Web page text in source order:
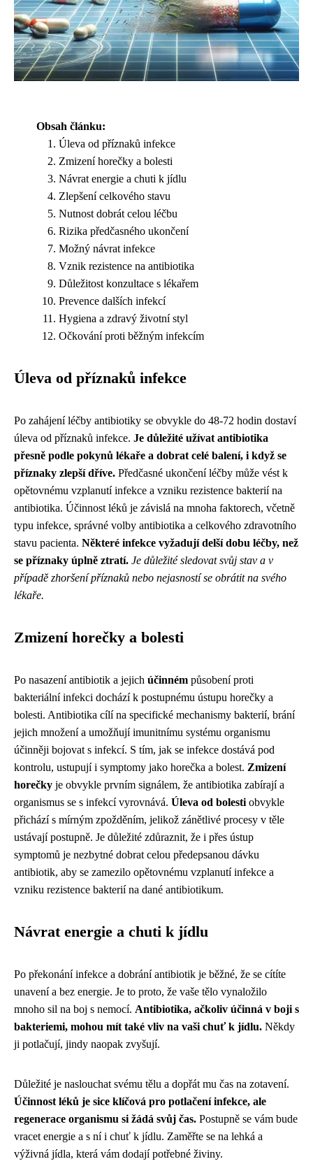
Obsah článku:
Úleva od příznaků infekce
Zmizení horečky a bolesti
Návrat energie a chuti k jídlu
Zlepšení celkového stavu
Nutnost dobrát celou léčbu
Rizika předčasného ukončení
Možný návrat infekce
Vznik rezistence na antibiotika
Důležitost konzultace s lékařem
Prevence dalších infekcí
Hygiena a zdravý životní styl
Očkování proti běžným infekcím
Úleva od příznaků infekce
Po zahájení léčby antibiotiky se obvykle do 48-72 hodin dostaví
úleva od příznaků infekce. Je důležité užívat antibiotika
přesně podle pokynů lékaře a dobrat celé balení, i když se
příznaky zlepší dříve. Předčasné ukončení léčby může vést k
opětovnému vzplanutí infekce a vzniku rezistence bakterií na
antibiotika. Účinnost léků je závislá na mnoha faktorech, včetně
typu infekce, správné volby antibiotika a celkového zdravotního
stavu pacienta. Některé infekce vyžadují delší dobu léčby, než
se příznaky úplně ztratí. Je důležité sledovat svůj stav a v
případě zhoršení příznaků nebo nejasností se obrátit na svého
lékaře.
Zmizení horečky a bolesti
Po nasazení antibiotik a jejich účinném působení proti
bakteriální infekci dochází k postupnému ústupu horečky a
bolesti. Antibiotika cílí na specifické mechanismy bakterií, brání
jejich množení a umožňují imunitnímu systému organismu
účinněji bojovat s infekcí. S tím, jak se infekce dostává pod
kontrolu, ustupují i symptomy jako horečka a bolest. Zmizení
horečky je obvykle prvním signálem, že antibiotika zabírají a
organismus se s infekcí vyrovnává. Úleva od bolesti obvykle
přichází s mírným zpožděním, jelikož zánětlivé procesy v těle
ustávají postupně. Je důležité zdůraznit, že i přes ústup
symptomů je nezbytné dobrat celou předepsanou dávku
antibiotik, aby se zamezilo opětovnému vzplanutí infekce a
vzniku rezistence bakterií na dané antibiotikum.
Návrat energie a chuti k jídlu
Po překonání infekce a dobrání antibiotik je běžné, že se cítíte
unavení a bez energie. Je to proto, že vaše tělo vynaložilo
mnoho sil na boj s nemocí. Antibiotika, ačkoliv účinná v boji s
bakteriemi, mohou mít také vliv na vaši chuť k jídlu. Někdy
ji potlačují, jindy naopak zvyšují.
Důležité je naslouchat svému tělu a dopřát mu čas na zotavení.
Účinnost léků je sice klíčová pro potlačení infekce, ale
regenerace organismu si žádá svůj čas. Postupně se vám bude
vracet energie a s ní i chuť k jídlu. Zaměřte se na lehká a
výživná jídla, která vám dodají potřebné živiny.